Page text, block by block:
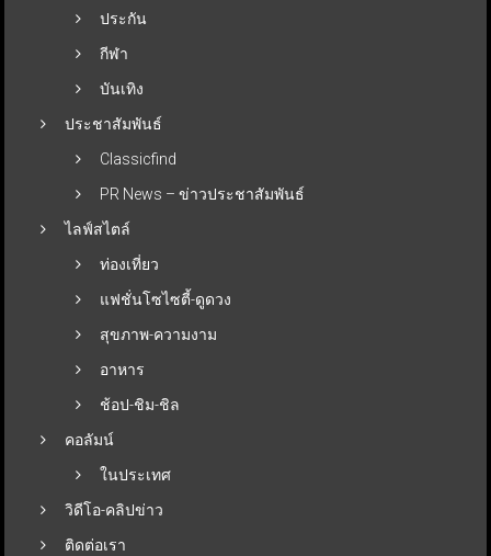
ประกัน
กีฬา
บันเทิง
ประชาสัมพันธ์
Classicfind
PR News – ข่าวประชาสัมพันธ์
ไลฟ์สไตล์
ท่องเที่ยว
แฟชั่นโซไซตี้-ดูดวง
สุขภาพ-ความงาม
อาหาร
ช้อป-ชิม-ชิล
คอลัมน์
ในประเทศ
วิดีโอ-คลิปข่าว
ติดต่อเรา